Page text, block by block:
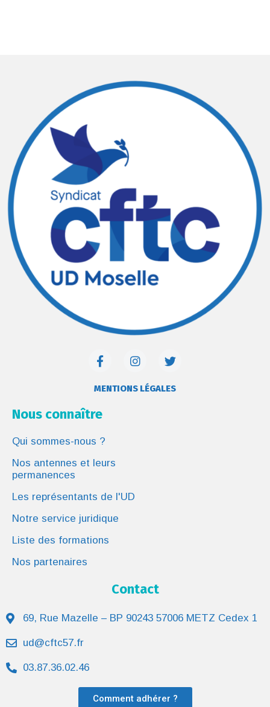
MENTIONS LÉGALES
Nous connaître
Qui sommes-nous ?
Nos antennes et leurs
permanences
Les représentants de l'UD
Notre service juridique
Liste des formations
Nos partenaires
Contact
69, Rue Mazelle – BP 90243 57006 METZ Cedex 1
ud@cftc57.fr
03.87.36.02.46
Comment adhérer ?
© UD CFTC 2022